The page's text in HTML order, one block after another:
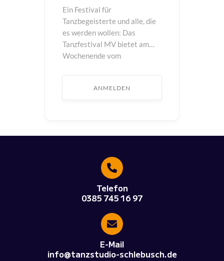
Ein Festival für
Tanzbegeisterte und alle, die
es werden wollen: Das
Tanzfestival MV bietet am
Wochenende vom
aus Energie, Tanzleidenschaft
ANMELDEN
Telefon
0385 745 16 97
E-Mail
info@tanzstudio-schlebusch.de